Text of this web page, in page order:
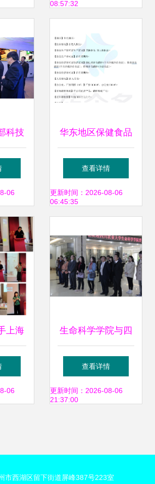
08:57:32
科技
术转
会顺
术转
区域
06
华东地区保健食品
生产企业股权及技
术成果转让操作指
查看详情
更新时间：2026-08-06
06:45:35
上海
产学
基地
06
生命科学学院与四
川新生命干细胞科
技股份深化校企合
查看详情
更新时间：2026-08-06
21:37:00
市西湖区留下街道屏峰387号223室